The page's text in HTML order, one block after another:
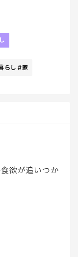
い！！
飯です。笑
らし #家
欲が追いつか
かな…」ってな